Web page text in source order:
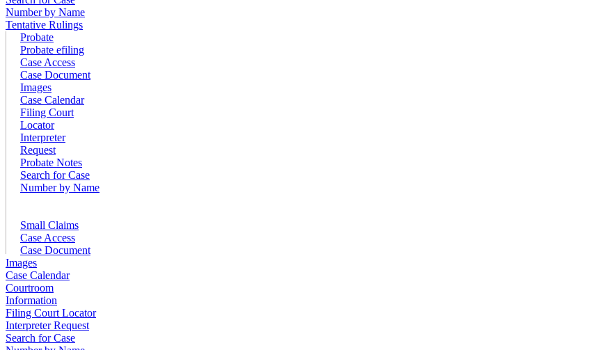
Number by Name
Tentative Rulings
Probate
Probate efiling
Case Access
Case Document
Images
Case Calendar
Filing Court
Locator
Interpreter
Request
Probate Notes
Search for Case
Number by Name
Small Claims
Case Access
Case Document
Images
Case Calendar
Courtroom
Information
Filing Court Locator
Interpreter Request
Search for Case